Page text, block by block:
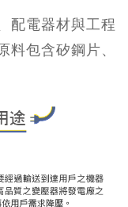
配電器材與工程
料包含矽鋼片、